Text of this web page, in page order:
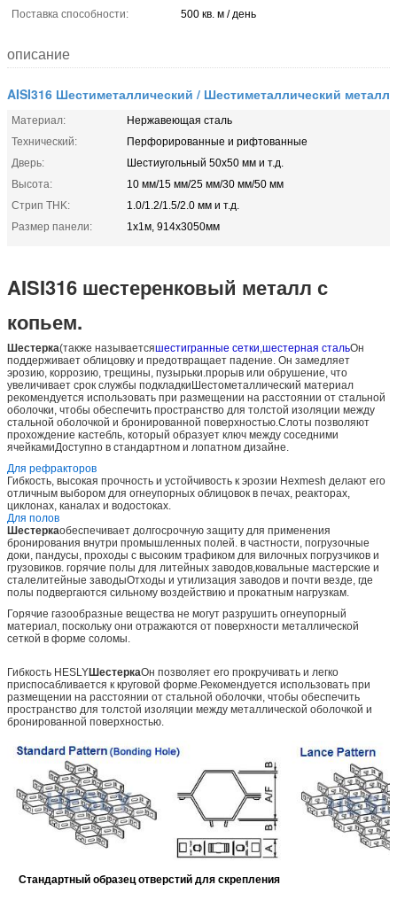
Поставка способности:
500 кв. м / день
описание
AISI316 Шестиметаллический / Шестиметаллический металл
Материал:
Нержавеющая сталь
Технический:
Перфорированные и рифтованные
Дверь:
Шестиугольный 50х50 мм и т.д.
Высота:
10 мм/15 мм/25 мм/30 мм/50 мм
Стрип THK:
1.0/1.2/1.5/2.0 мм и т.д.
Размер панели:
1х1м, 914х3050мм
AISI316 шестеренковый металл с
копьем.
Шестерка(также называетсяшестигранные сетки,шестерная стальОн
поддерживает облицовку и предотвращает падение. Он замедляет
эрозию, коррозию, трещины, пузырьки.прорыв или обрушение, что
увеличивает срок службы подкладкиШестометаллический материал
рекомендуется использовать при размещении на расстоянии от стальной
оболочки, чтобы обеспечить пространство для толстой изоляции между
стальной оболочкой и бронированной поверхностью.Слоты позволяют
прохождение кастебль, который образует ключ между соседними
ячейкамиДоступно в стандартном и лопатном дизайне.
Для рефракторов
Гибкость, высокая прочность и устойчивость к эрозии Hexmesh делают его
отличным выбором для огнеупорных облицовок в печах, реакторах,
циклонах, каналах и водостоках.
Для полов
Шестеркаобеспечивает долгосрочную защиту для применения
бронирования внутри промышленных полей. в частности, погрузочные
доки, пандусы, проходы с высоким трафиком для вилочных погрузчиков и
грузовиков. горячие полы для литейных заводов,ковальные мастерские и
сталелитейные заводыОтходы и утилизация заводов и почти везде, где
полы подвергаются сильному воздействию и прокатным нагрузкам.
Горячие газообразные вещества не могут разрушить огнеупорный
материал, поскольку они отражаются от поверхности металлической
сеткой в форме соломы.
Гибкость HESLYШестеркаОн позволяет его прокручивать и легко
приспосабливается к круговой форме.Рекомендуется использовать при
размещении на расстоянии от стальной оболочки, чтобы обеспечить
пространство для толстой изоляции между металлической оболочкой и
бронированной поверхностью.
Стандартный образец отверстий для скрепления